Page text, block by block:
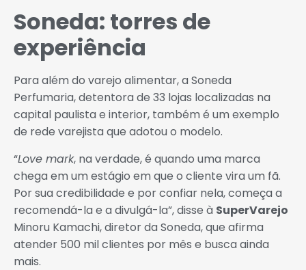
Soneda: torres de
experiência
Para além do varejo alimentar, a Soneda
Perfumaria, detentora de 33 lojas localizadas na
capital paulista e interior, também é um exemplo
de rede varejista que adotou o modelo.
“Love mark, na verdade, é quando uma marca
chega em um estágio em que o cliente vira um fã.
Por sua credibilidade e por confiar nela, começa a
recomendá-la e a divulgá-la”, disse à SuperVarejo
Minoru Kamachi, diretor da Soneda, que afirma
atender 500 mil clientes por mês e busca ainda
mais.